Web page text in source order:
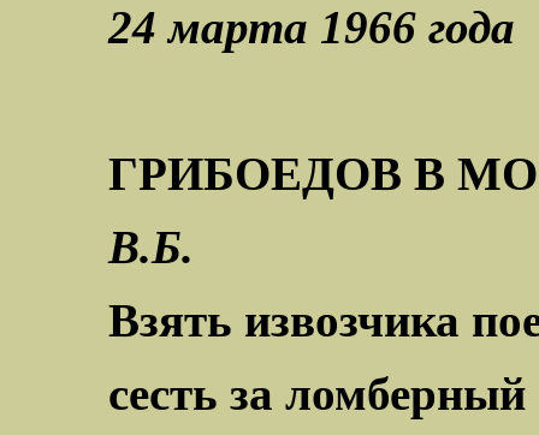
24 марта 1966 года
ГРИБОЕДОВ В
В.Б.
Взять извозчика
сесть за